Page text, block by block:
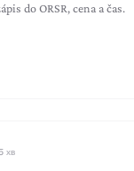
do ORSR, cena a čas.
хв